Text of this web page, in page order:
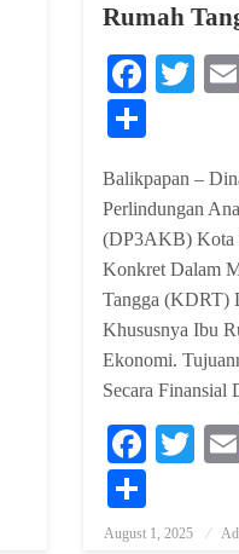
Pinterest
Pinterest
Rumah
Balikpapan –
Perlindungan
(DP3AKB) Kota
Konkret Dalam
Tangga (KDRT)
Khususnya Ibu
Ekonomi.
Secara
Posted On
August 1, 2025